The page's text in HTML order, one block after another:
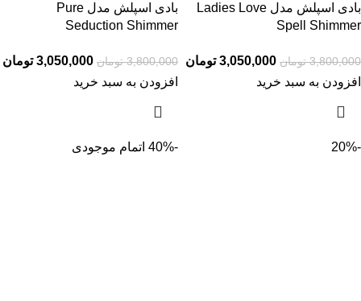
بادی اسپلش مدل Ladies Love
Spell Shimmer
3,800,000 تومان 3,050,000 تومان
افزودن به سبد خرید
بادی اسپلش مدل Pure
Seduction Shimmer
3,800,000 تومان 3,050,000 تومان
افزودن به سبد خرید
-20%
-40% اتمام موجودی